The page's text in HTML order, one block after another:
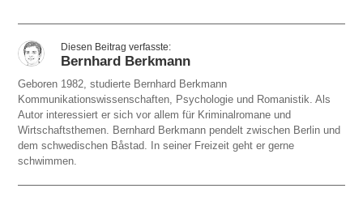
Bernhard Berkmann
Geboren 1982, studierte Bernhard Berkmann
Kommunikationswissenschaften, Psychologie und Romanistik. Als
Autor interessiert er sich vor allem für Kriminalromane und
Wirtschaftsthemen. Bernhard Berkmann pendelt zwischen Berlin und
dem schwedischen Båstad. In seiner Freizeit geht er gerne
schwimmen.